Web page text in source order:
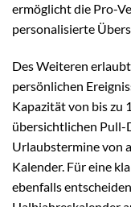
ermöglicht die Pro-
personalisierte
Des Weiteren
persönlichen
Kapazität von bis zu
übersichtlichen Pull-
Urlaubstermine von
Kalender. Für eine
ebenfalls